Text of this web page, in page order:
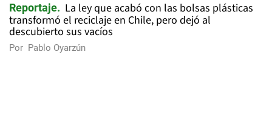
Reportaje
La ley que acabó con las bolsas plásticas
transformó el reciclaje en Chile, pero dejó al
descubierto sus vacíos
Por Pablo Oyarzún